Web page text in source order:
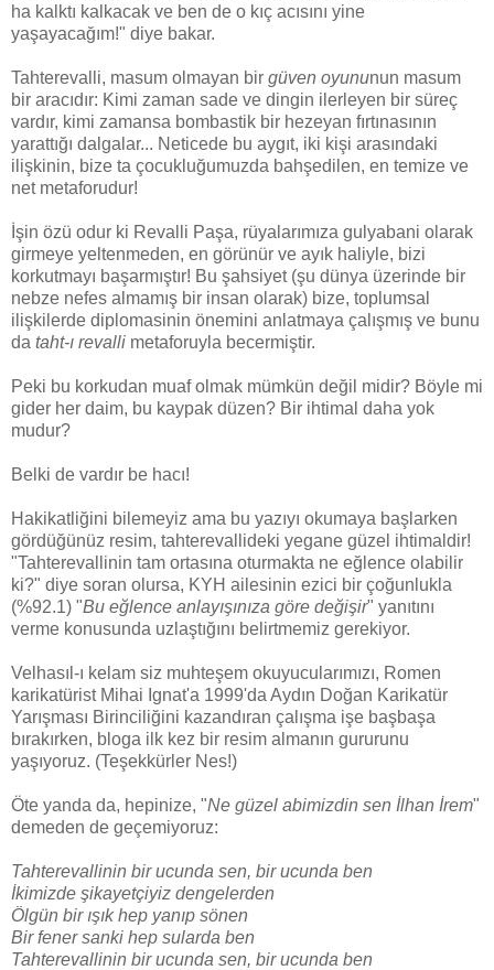
ha kalktı kalkacak ve ben de o kıç acısını yine
yaşayacağım!" diye bakar.
Tahterevalli, masum olmayan bir güven oyununun masum
bir aracıdır: Kimi zaman sade ve dingin ilerleyen bir süreç
vardır, kimi zamansa bombastik bir hezeyan fırtınasının
yarattığı dalgalar... Neticede bu aygıt, iki kişi arasındaki
ilişkinin, bize ta çocukluğumuzda bahşedilen, en temize ve
net metaforudur!
İşin özü odur ki Revalli Paşa, rüyalarımıza gulyabani olarak
girmeye yeltenmeden, en görünür ve ayık haliyle, bizi
korkutmayı başarmıştır! Bu şahsiyet (şu dünya üzerinde bir
nebze nefes almamış bir insan olarak) bize, toplumsal
ilişkilerde diplomasinin önemini anlatmaya çalışmış ve bunu
da taht-ı revalli metaforuyla becermiştir.
Peki bu korkudan muaf olmak mümkün değil midir? Böyle mi
gider her daim, bu kaypak düzen? Bir ihtimal daha yok
mudur?
Belki de vardır be hacı!
Hakikatliğini bilemeyiz ama bu yazıyı okumaya başlarken
gördüğünüz resim, tahterevallideki yegane güzel ihtimaldir!
"Tahterevallinin tam ortasına oturmakta ne eğlence olabilir
ki?" diye soran olursa, KYH ailesinin ezici bir çoğunlukla
(%92.1) "Bu eğlence anlayışınıza göre değişir" yanıtını
verme konusunda uzlaştığını belirtmemiz gerekiyor.
Velhasıl-ı kelam siz muhteşem okuyucularımızı, Romen
karikatürist Mihai Ignat'a 1999'da Aydın Doğan Karikatür
Yarışması Birinciliğini kazandıran çalışma işe başbaşa
bırakırken, bloga ilk kez bir resim almanın gururunu
yaşıyoruz. (Teşekkürler Nes!)
Öte yanda da, hepinize, "Ne güzel abimizdin sen İlhan İrem"
demeden de geçemiyoruz:
Tahterevallinin bir ucunda sen, bir ucunda ben
İkimizde şikayetçiyiz dengelerden
Ölgün bir ışık hep yanıp sönen
Bir fener sanki hep sularda ben
Tahterevallinin bir ucunda sen, bir ucunda ben